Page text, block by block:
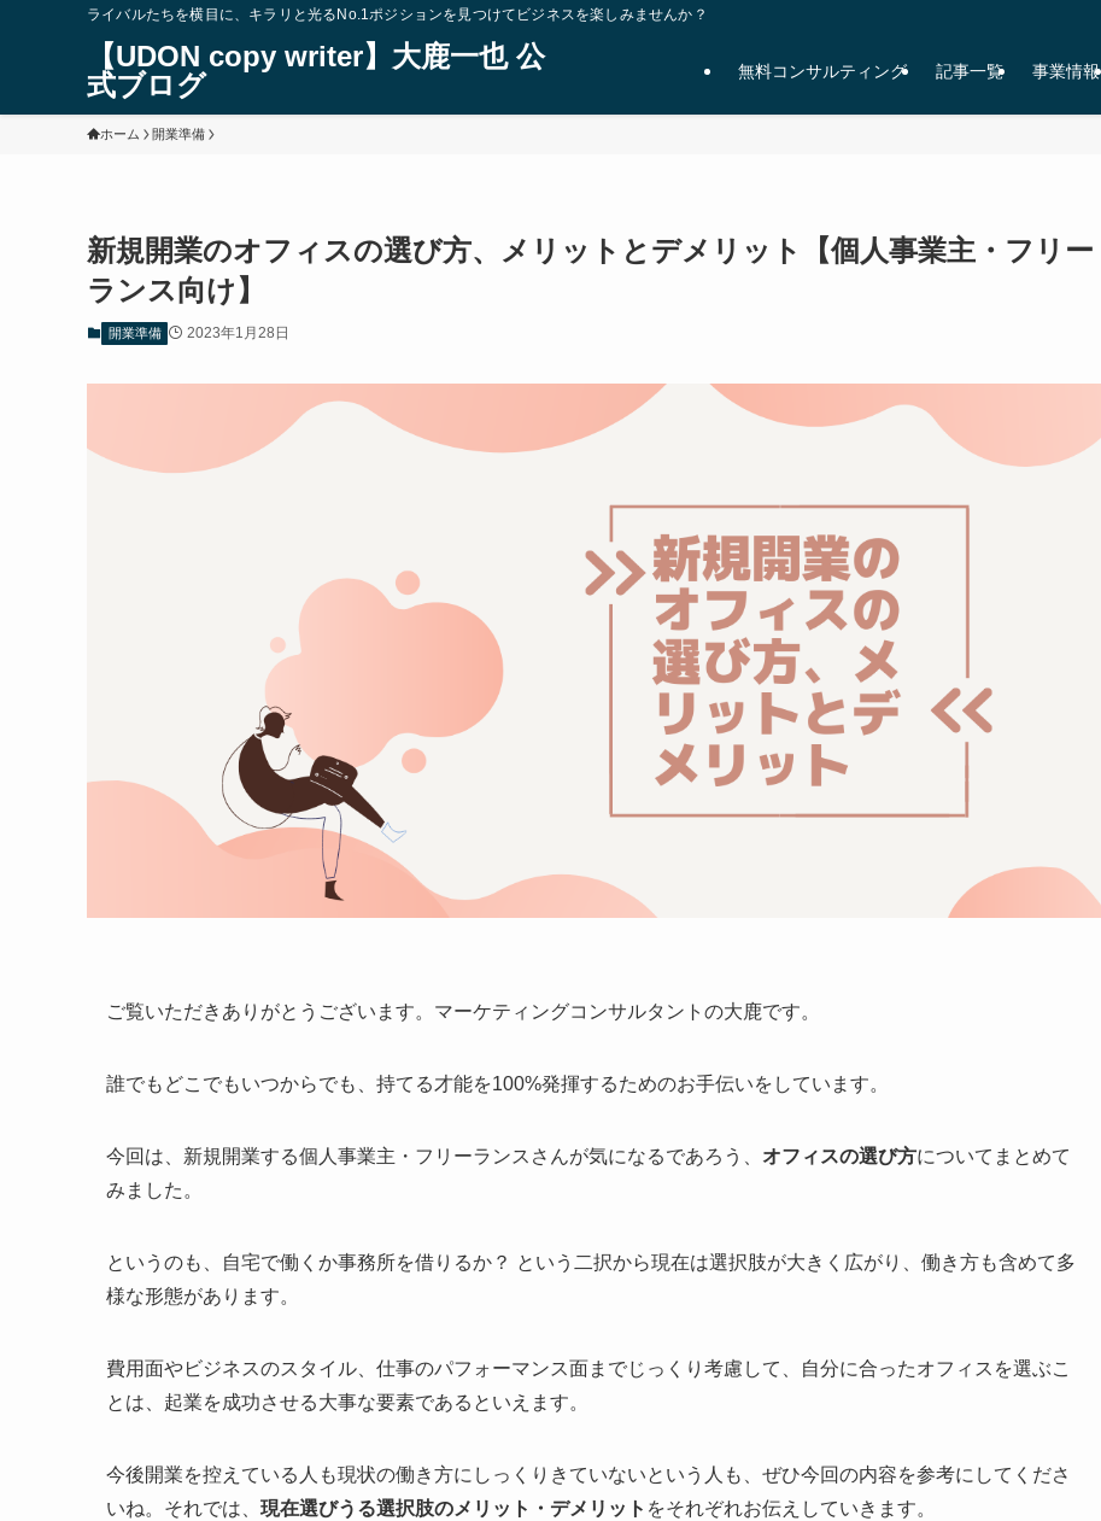
ライバルたちを横目に、キラリと光るNo.1ポジションを見つけてビジネスを楽しみませんか？
【UDON copy writer】大鹿一也 公
式ブログ
無料コンサルティング 記事一覧 事業情報
ホーム 開業準備
新規開業のオフィスの選び方、メリットとデメリット【個人事業主・フリー
ランス向け】
開業準備 2023年1月28日
ご覧いただきありがとうございます。マーケティングコンサルタントの大鹿です。
誰でもどこでもいつからでも、持てる才能を100%発揮するためのお手伝いをしています。
今回は、新規開業する個人事業主・フリーランスさんが気になるであろう、 オフィスの選び方についてまとめて
みました。
というのも、自宅で働くか事務所を借りるか？ という二択から現在は選択肢が大きく広がり、働き方も含めて多
様な形態があります。
費用面やビジネスのスタイル、仕事のパフォーマンス面までじっくり考慮して、自分に合ったオフィスを選ぶこ
とは、起業を成功させる大事な要素であるといえます。
今後開業を控えている人も現状の働き方にしっくりきていないという人も、ぜひ今回の内容を参考にしてくださ
いね。それでは、 現在選びうる選択肢のメリット・デメリット をそれぞれお伝えしていきます。